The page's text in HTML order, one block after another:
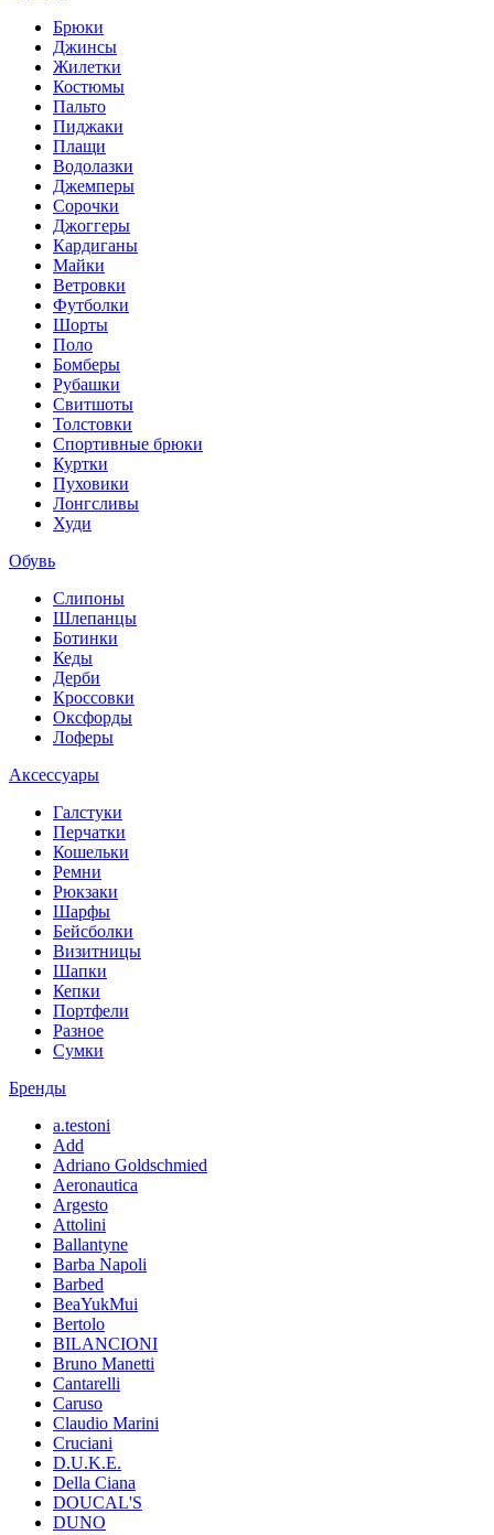
Брюки
Джинсы
Жилетки
Костюмы
Пальто
Пиджаки
Плащи
Водолазки
Джемперы
Сорочки
Джоггеры
Кардиганы
Майки
Ветровки
Футболки
Шорты
Поло
Бомберы
Рубашки
Свитшоты
Толстовки
Спортивные брюки
Куртки
Пуховики
Лонгсливы
Худи
Обувь
Слипоны
Шлепанцы
Ботинки
Кеды
Дерби
Кроссовки
Оксфорды
Лоферы
Аксессуары
Галстуки
Перчатки
Кошельки
Ремни
Рюкзаки
Шарфы
Бейсболки
Визитницы
Шапки
Кепки
Портфели
Разное
Сумки
Бренды
a.testoni
Add
Adriano Goldschmied
Aeronautica
Argesto
Attolini
Ballantyne
Barba Napoli
Barbed
BeaYukMui
Bertolo
BILANCIONI
Bruno Manetti
Cantarelli
Caruso
Claudio Marini
Cruciani
D.U.K.E.
Della Ciana
DOUCAL'S
DUNO